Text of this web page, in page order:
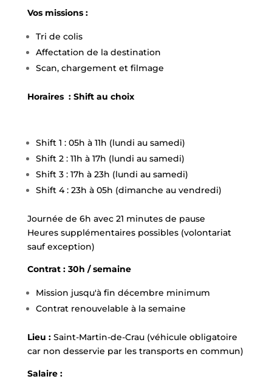
Vos missions :
Tri de colis
Affectation de la destination
Scan, chargement et filmage
Horaires : Shift au choix
Shift 1 : 05h à 11h (lundi au samedi)
Shift 2 : 11h à 17h (lundi au samedi)
Shift 3 : 17h à 23h (lundi au samedi)
Shift 4 : 23h à 05h (dimanche au vendredi)
Journée de 6h avec 21 minutes de pause
Heures supplémentaires possibles (volontariat
sauf exception)
Contrat : 30h / semaine
Mission jusqu'à fin décembre minimum
Contrat renouvelable à la semaine
Lieu :Saint-Martin-de-Crau (véhicule obligatoire
car non desservie par les transports en commun)
Salaire :